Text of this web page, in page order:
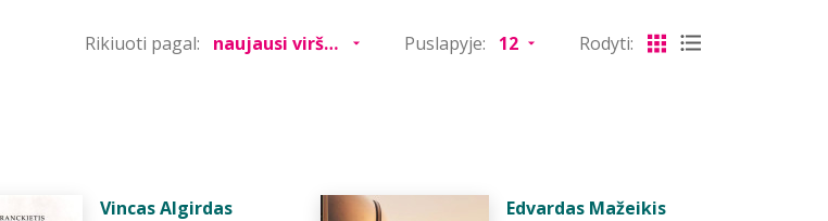
Rikiuoti pagal: Puslapyje: Rodyti:
Vincas Algirdas
Edvardas Mažeikis